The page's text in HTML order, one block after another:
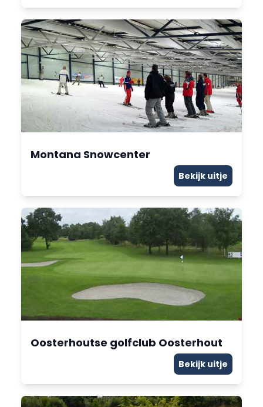
Montana Snowcenter
Bekijk uitje
Oosterhoutse golfclub Oosterhout
Bekijk uitje